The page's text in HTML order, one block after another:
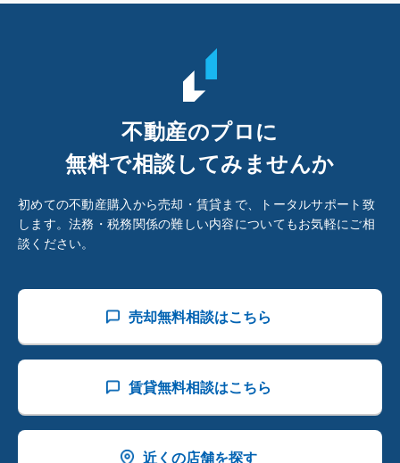
不動産のプロに
無料で相談してみませんか
初めての不動産購入から売却・賃貸まで、トータルサポート致
します。法務・税務関係の難しい内容についてもお気軽にご相
談ください。
売却無料相談はこちら
賃貸無料相談はこちら
近くの店舗を探す